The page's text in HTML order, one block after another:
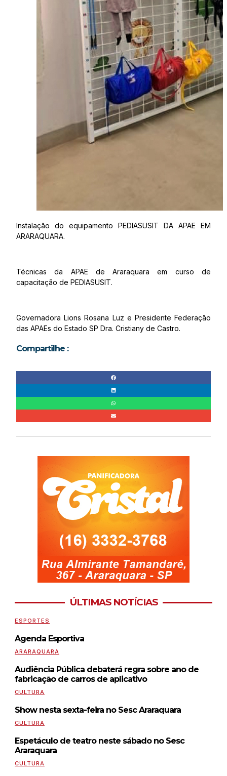
Instalação do equipamento PEDIASUSIT DA APAE EM
ARARAQUARA.
Técnicas da APAE de Araraquara em curso de
capacitação de PEDIASUSIT.
Governadora Lions Rosana Luz e Presidente Federação
das APAEs do Estado SP Dra. Cristiany de Castro.
Compartilhe :
ÚLTIMAS NOTÍCIAS
ESPORTES
Agenda Esportiva
ARARAQUARA
Audiência Pública debaterá regra sobre ano de
fabricação de carros de aplicativo
CULTURA
Show nesta sexta-feira no Sesc Araraquara
CULTURA
Espetáculo de teatro neste sábado no Sesc
Araraquara
CULTURA